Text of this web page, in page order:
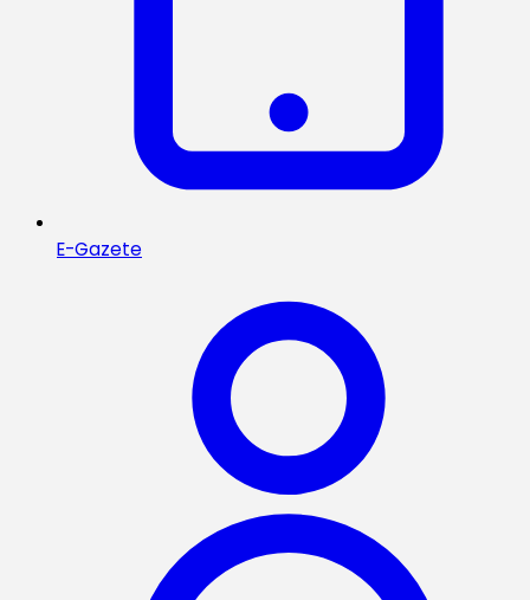
E-Gazete